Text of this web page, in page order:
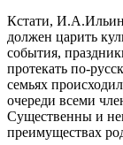
Кстати, И.А.Ильин
должен царить
события,
протекать по-
семьях
очереди всеми
Существенны и
преимуществах